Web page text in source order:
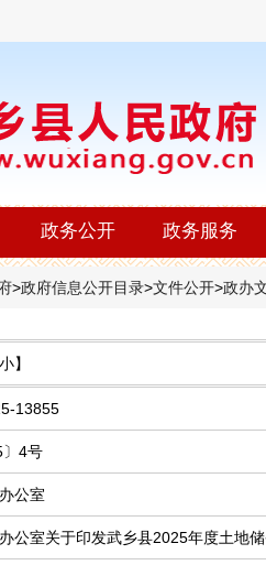
政务公开 政务服务
>政府信息公开目录>文件公开>政办
】
13855
4号
公室
公室关于印发武乡县2025年度土地